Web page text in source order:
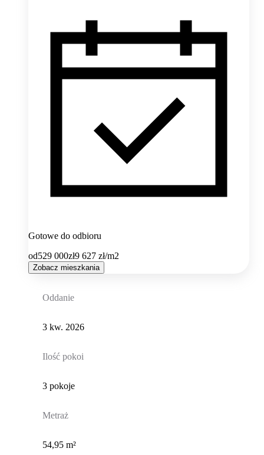
Gotowe do odbioru
od529 000zł9 627 zł/m2
Zobacz mieszkania
Oddanie
3 kw. 2026
Ilość pokoi
3 pokoje
Metraż
54,95 m²